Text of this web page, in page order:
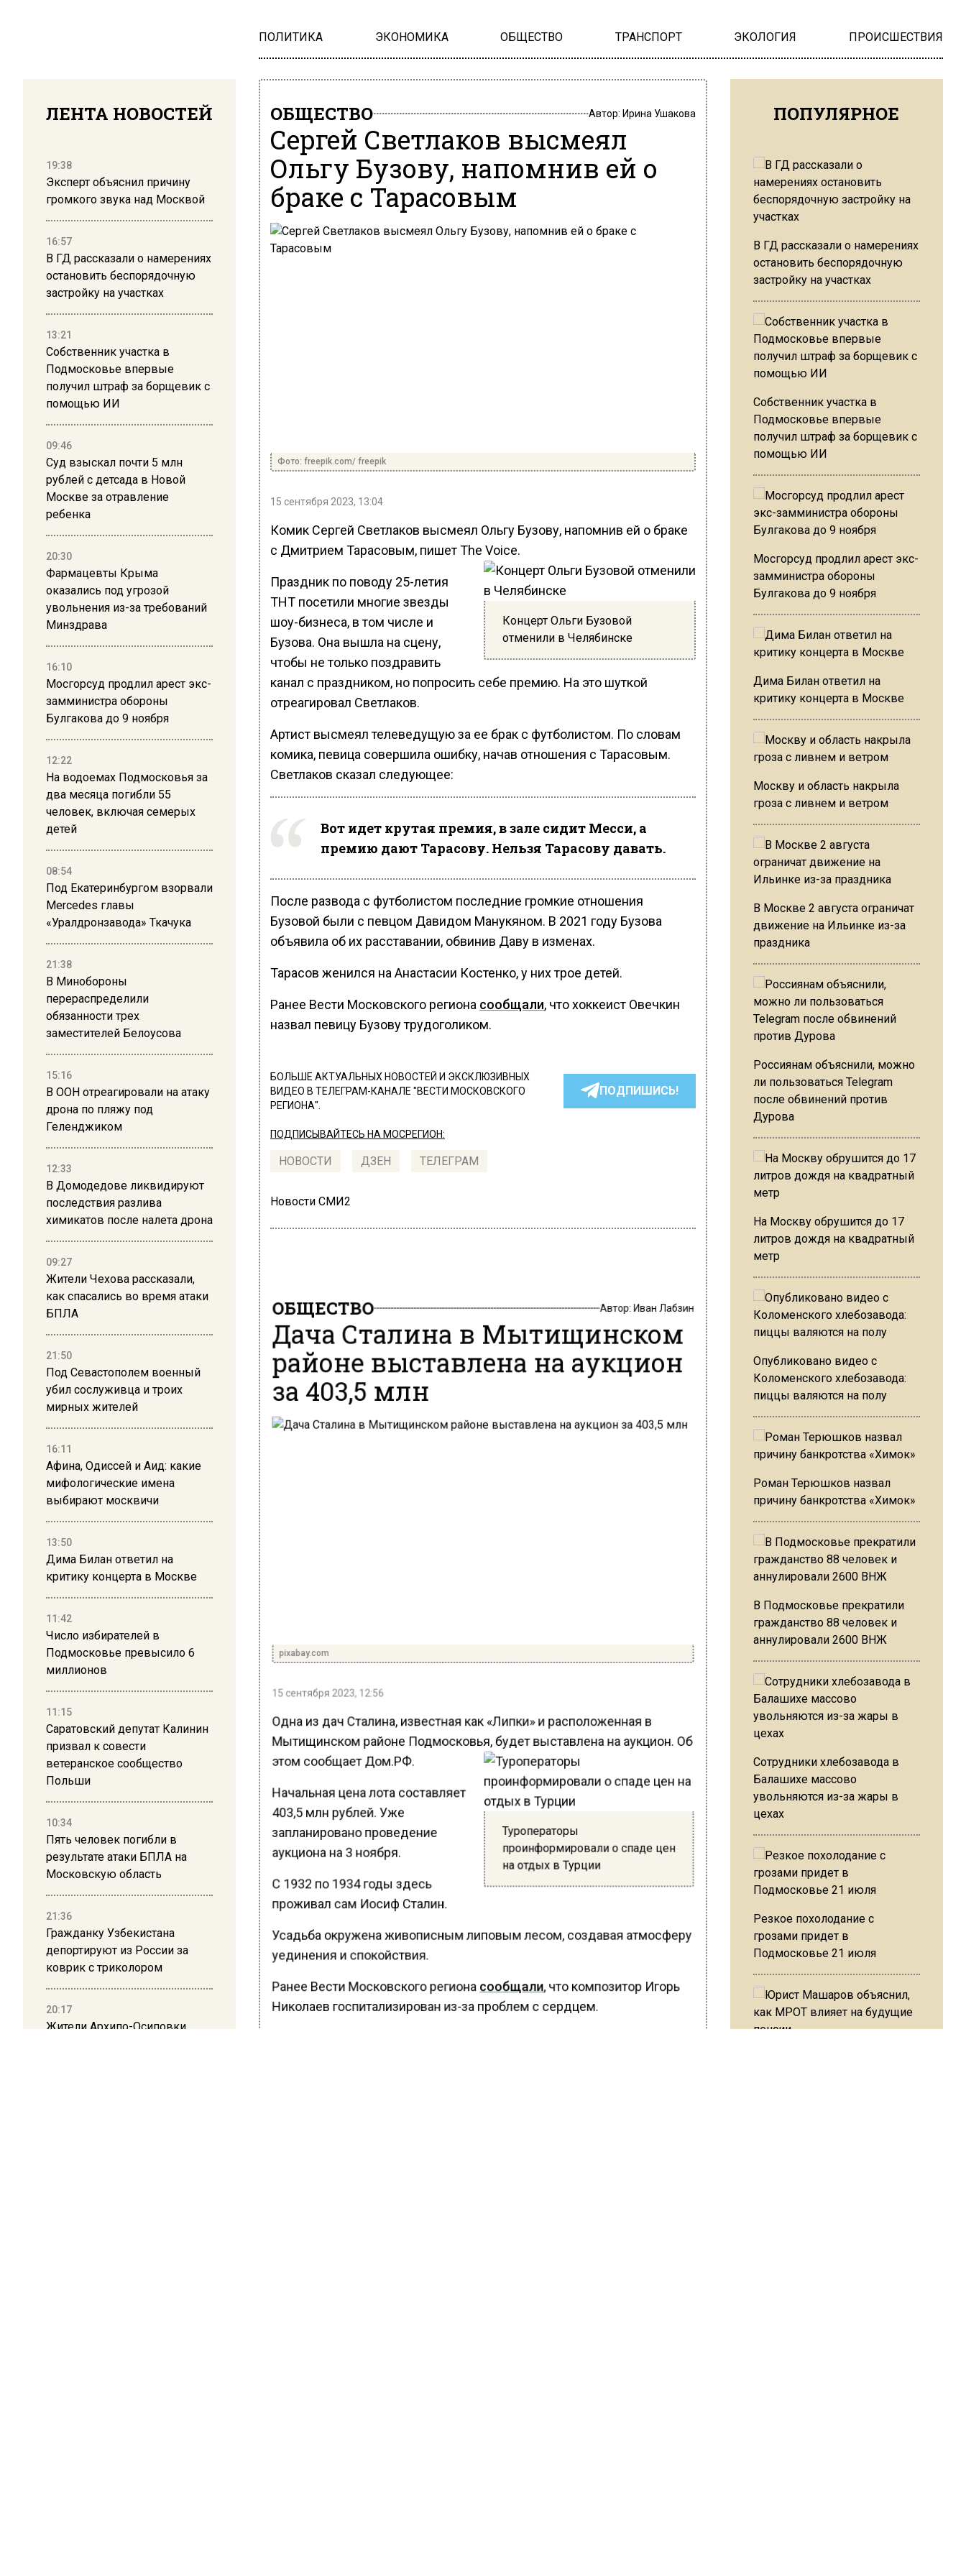
ПОЛИТИКА ЭКОНОМИКА ОБЩЕСТВО ТРАНСПОРТ ЭКОЛОГИЯ ПРОИСШЕСТВИЯ
ЛЕНТА НОВОСТЕЙ
19:38
Эксперт объяснил причину
громкого звука над Москвой
16:57
В ГД рассказали о намерениях
остановить беспорядочную
застройку на участках
13:21
Собственник участка в
Подмосковье впервые
получил штраф за борщевик с
помощью ИИ
09:46
Суд взыскал почти 5 млн
рублей с детсада в Новой
Москве за отравление
ребенка
20:30
Фармацевты Крыма
оказались под угрозой
увольнения из-за требований
Минздрава
16:10
Мосгорсуд продлил арест экс-
замминистра обороны
Булгакова до 9 ноября
12:22
На водоемах Подмосковья за
два месяца погибли 55
человек, включая семерых
детей
08:54
Под Екатеринбургом взорвали
Mercedes главы
«Уралдронзавода» Ткачука
21:38
В Минобороны
перераспределили
обязанности трех
заместителей Белоусова
15:16
В ООН отреагировали на атаку
дрона по пляжу под
Геленджиком
12:33
В Домодедове ликвидируют
последствия разлива
химикатов после налета дрона
09:27
Жители Чехова рассказали,
как спасались во время атаки
БПЛА
21:50
Под Севастополем военный
убил сослуживца и троих
мирных жителей
16:11
Афина, Одиссей и Аид: какие
мифологические имена
выбирают москвичи
13:50
Дима Билан ответил на
критику концерта в Москве
11:42
Число избирателей в
Подмосковье превысило 6
миллионов
11:15
Саратовский депутат Калинин
призвал к совести
ветеранское сообщество
Польши
10:34
Пять человек погибли в
результате атаки БПЛА на
Московскую область
21:36
Гражданку Узбекистана
депортируют из России за
коврик с триколором
20:17
Жители Архипо-Осиповки
ОБЩЕСТВО Автор: Ирина Ушакова
Сергей Светлаков высмеял
Ольгу Бузову, напомнив ей о
браке с Тарасовым
Фото: freepik.com/ freepik
15 сентября 2023, 13:04
Комик Сергей Светлаков высмеял Ольгу Бузову, напомнив ей о браке
с Дмитрием Тарасовым, пишет The Voice.
Концерт Ольги Бузовой
отменили в Челябинске
Праздник по поводу 25-летия
ТНТ посетили многие звезды
шоу-бизнеса, в том числе и
Бузова. Она вышла на сцену,
чтобы не только поздравить
канал с праздником, но попросить себе премию. На это шуткой
отреагировал Светлаков.
Артист высмеял телеведущую за ее брак с футболистом. По словам
комика, певица совершила ошибку, начав отношения с Тарасовым.
Светлаков сказал следующее:
Вот идет крутая премия, в зале сидит Месси, а
премию дают Тарасову. Нельзя Тарасову давать.
После развода с футболистом последние громкие отношения
Бузовой были с певцом Давидом Манукяном. В 2021 году Бузова
объявила об их расставании, обвинив Даву в изменах.
Тарасов женился на Анастасии Костенко, у них трое детей.
Ранее Вести Московского региона сообщали, что хоккеист Овечкин
назвал певицу Бузову трудоголиком.
БОЛЬШЕ АКТУАЛЬНЫХ НОВОСТЕЙ И ЭКСКЛЮЗИВНЫХ
ВИДЕО В ТЕЛЕГРАМ-КАНАЛЕ "ВЕСТИ МОСКОВСКОГО
РЕГИОНА".
ПОДПИШИСЬ!
ПОДПИСЫВАЙТЕСЬ НА МОСРЕГИОН:
НОВОСТИ ДЗЕН ТЕЛЕГРАМ
Новости СМИ2
ОБЩЕСТВО Автор:Иван Лабзин
Дача Сталина в Мытищинском
районе выставлена на аукцион
за 403,5 млн
pixabay.com
15 сентября 2023, 12:56
Одна из дач Сталина, известная как «Липки» и расположенная в
Мытищинском районе Подмосковья, будет выставлена на аукцион. Об
этом сообщает Дом.РФ.
Туроператоры
проинформировали о спаде цен
на отдых в Турции
Начальная цена лота составляет
403,5 млн рублей. Уже
запланировано проведение
аукциона на 3 ноября.
С 1932 по 1934 годы здесь
проживал сам Иосиф Сталин.
Усадьба окружена живописным липовым лесом, создавая атмосферу
уединения и спокойствия.
Ранее Вести Московского региона сообщали, что композитор Игорь
Николаев госпитализирован из-за проблем с сердцем.
ПОПУЛЯРНОЕ
В ГД рассказали о намерениях
остановить беспорядочную
застройку на участках
Собственник участка в
Подмосковье впервые
получил штраф за борщевик с
помощью ИИ
Мосгорсуд продлил арест экс-
замминистра обороны
Булгакова до 9 ноября
Дима Билан ответил на
критику концерта в Москве
Москву и область накрыла
гроза с ливнем и ветром
В Москве 2 августа ограничат
движение на Ильинке из-за
праздника
Россиянам объяснили, можно
ли пользоваться Telegram
после обвинений против
Дурова
На Москву обрушится до 17
литров дождя на квадратный
метр
Опубликовано видео с
Коломенского хлебозавода:
пиццы валяются на полу
Роман Терюшков назвал
причину банкротства «Химок»
В Подмосковье прекратили
гражданство 88 человек и
аннулировали 2600 ВНЖ
Сотрудники хлебозавода в
Балашихе массово
увольняются из-за жары в
цехах
Резкое похолодание с
грозами придет в
Подмосковье 21 июля